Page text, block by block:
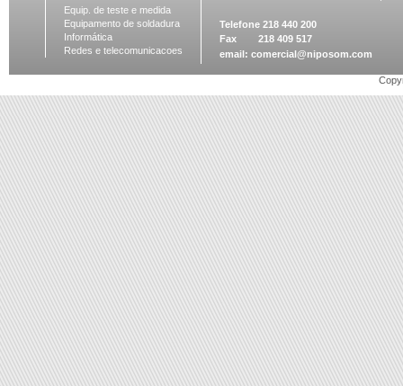
Equip. de teste e medida
Equipamento de soldadura
Informática
Redes e telecomunicacoes
Telefone 218 440 200
Fax 218 409 517
email: comercial@niposom.com